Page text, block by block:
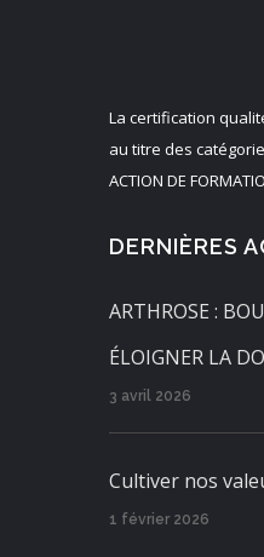
La certification
au titre des
ACTION DE
DERNIÈRES
ARTHROSE :
ÉLOIGNER LA
3 avril 2026
Cultiver nos
1 février 2026